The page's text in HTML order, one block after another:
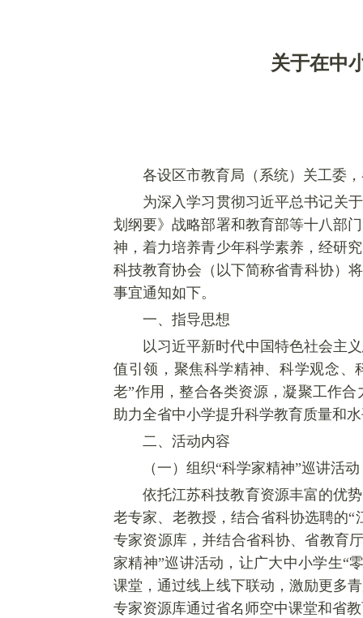
关于在中
各设区市教育局（系统）关工委
为深入学习贯彻习近平总书记关
划纲要》战略部署和教育部等十八部
神，着力培养青少年科学素养，经研
科技教育协会（以下简称省青科协）
事宜通知如下。
一、指导思想
以习近平新时代中国特色社会主
值引领，聚焦科学精神、科学观念、
老”作用，整合各类资源，凝聚工作
助力全省中小学提升科学教育质量和
二、活动内容
（一）组织“科学家精神”巡讲活动
依托江苏科技教育资源丰富的优
老专家、老教授，结合省科协选聘的
专家资源库，并结合省科协、省教育
家精神”巡讲活动，让广大中小学生“
课堂，通过线上线下联动，激励更多
专家资源库通过省名师空中课堂和省